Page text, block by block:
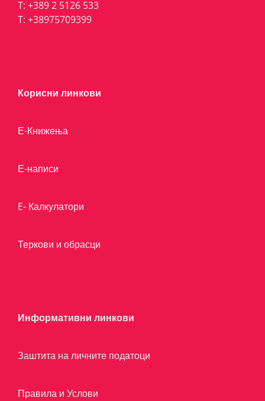
T: +389 2 5126 533
T: +38975709399
Корисни линкови
Е-Книжења
Е-написи
E- Калкулатори
Теркови и обрасци
Информативни линкови
Заштита на личните податоци
Правила и Услови